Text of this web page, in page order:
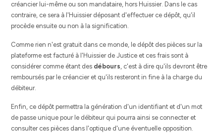
créancier lui-même ou son mandataire, hors Huissier. Dans le cas
contraire, ce sera à l'Huissier déposant d'effectuer ce dépôt, qu'il
procède ensuite ou non à la signification.
Comme rien n'est gratuit dans ce monde, le dépôt des pièces sur la
plateforme est facturé à l'Huissier de Justice et ces frais sont à
considérer comme étant des débours, c'est à dire qu'ils devront être
remboursés par le créancier et qu'ils resteront in fine à la charge du
débiteur.
Enfin, ce dépôt permettra la génération d'un identifiant et d'un mot
de passe unique pour le débiteur qui pourra ainsi se connecter et
consulter ces pièces dans l'optique d'une éventuelle opposition.